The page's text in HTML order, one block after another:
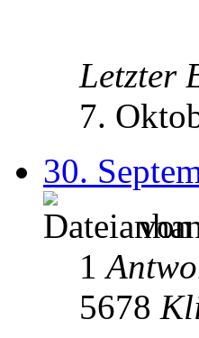
Letzter
7.
30.
1
5678